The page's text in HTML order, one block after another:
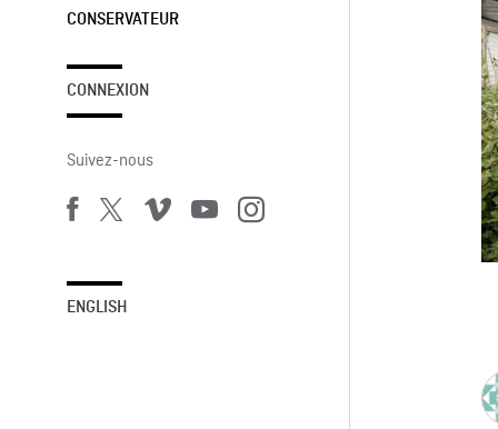
CONSERVATEUR
CONNEXION
Suivez-nous
ENGLISH